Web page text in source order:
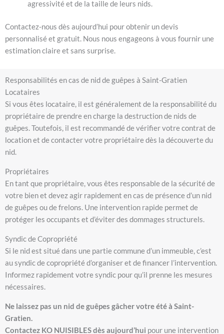
agressivité et de la taille de leurs nids.
Contactez-nous dès aujourd’hui pour obtenir un devis
personnalisé et gratuit. Nous nous engageons à vous fournir une
estimation claire et sans surprise.
Responsabilités en cas de nid de guêpes à Saint-Gratien
Locataires
Si vous êtes locataire, il est généralement de la responsabilité du
propriétaire de prendre en charge la destruction de nids de
guêpes. Toutefois, il est recommandé de vérifier votre contrat de
location et de contacter votre propriétaire dès la découverte du
nid.
Propriétaires
En tant que propriétaire, vous êtes responsable de la sécurité de
votre bien et devez agir rapidement en cas de présence d’un nid
de guêpes ou de frelons. Une intervention rapide permet de
protéger les occupants et d’éviter des dommages structurels.
Syndic de Copropriété
Si le nid est situé dans une partie commune d’un immeuble, c’est
au syndic de copropriété d’organiser et de financer l’intervention.
Informez rapidement votre syndic pour qu’il prenne les mesures
nécessaires.
Ne laissez pas un nid de guêpes gâcher votre été à Saint-
Gratien.
Contactez KO NUISIBLES dès aujourd’hui pour une intervention